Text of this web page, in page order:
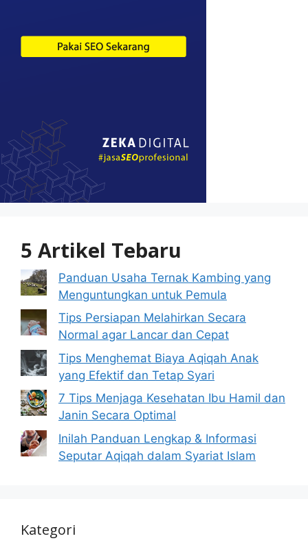
5 Artikel Tebaru
Panduan Usaha Ternak Kambing yang
Menguntungkan untuk Pemula
Tips Persiapan Melahirkan Secara
Normal agar Lancar dan Cepat
Tips Menghemat Biaya Aqiqah Anak
yang Efektif dan Tetap Syari
7 Tips Menjaga Kesehatan Ibu Hamil dan
Janin Secara Optimal
Inilah Panduan Lengkap & Informasi
Seputar Aqiqah dalam Syariat Islam
Kategori